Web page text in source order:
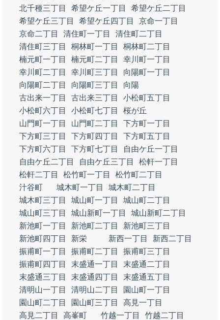
北千種三丁目
希望ケ丘一丁目
希望ケ丘二丁目
希望ケ丘三丁目
希望ケ丘四丁目
京命一丁目
京命二丁目
清住町一丁目
清住町二丁目
清住町三丁目
桐林町一丁目
桐林町二丁目
楠元町一丁目
楠元町二丁目
幸川町一丁目
幸川町二丁目
幸川町三丁目
向陽町一丁目
向陽町二丁目
向陽町三丁目
向陽
古出来一丁目
古出来三丁目
小松町五丁目
小松町六丁目
小松町七丁目
桜が丘
山門町一丁目
山門町二丁目
下方町一丁目
下方町三丁目
下方町四丁目
下方町五丁目
下方町六丁目
下方町七丁目
自由ケ丘一丁目
自由ケ丘二丁目
自由ケ丘三丁目
松軒一丁目
松軒二丁目
松竹町一丁目
松竹町二丁目
汁谷町
城木町一丁目
城木町二丁目
城木町三丁目
城山町一丁目
城山町二丁目
城山町三丁目
城山新町一丁目
城山新町二丁目
新池町一丁目
新池町二丁目
新池町三丁目
新池町四丁目
新栄 新西一丁目
新西二丁目
振甫町一丁目
振甫町二丁目
振甫町三丁目
振甫町四丁目
末盛通一丁目
末盛通二丁目
末盛通三丁目
末盛通四丁目
末盛通五丁目
清明山一丁目
清明山二丁目
園山町一丁目
園山町二丁目
園山町三丁目
高見一丁目
高見二丁目
高峯町 竹越一丁目
竹越二丁目